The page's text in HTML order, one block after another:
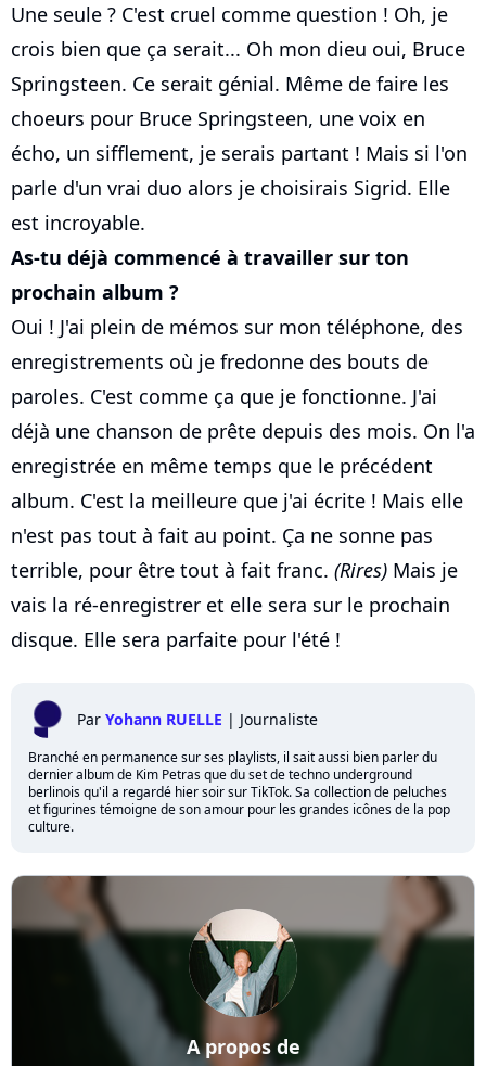
Une seule ? C'est cruel comme question ! Oh, je
crois bien que ça serait... Oh mon dieu oui, Bruce
Springsteen. Ce serait génial. Même de faire les
choeurs pour Bruce Springsteen, une voix en
écho, un sifflement, je serais partant ! Mais si l'on
parle d'un vrai duo alors je choisirais Sigrid. Elle
est incroyable.
As-tu déjà commencé à travailler sur ton
prochain album ?
Oui ! J'ai plein de mémos sur mon téléphone, des
enregistrements où je fredonne des bouts de
paroles. C'est comme ça que je fonctionne. J'ai
déjà une chanson de prête depuis des mois. On l'a
enregistrée en même temps que le précédent
album. C'est la meilleure que j'ai écrite ! Mais elle
n'est pas tout à fait au point. Ça ne sonne pas
terrible, pour être tout à fait franc. (Rires) Mais je
vais la ré-enregistrer et elle sera sur le prochain
disque. Elle sera parfaite pour l'été !
Par Yohann RUELLE | Journaliste
Branché en permanence sur ses playlists, il sait aussi bien parler du
dernier album de Kim Petras que du set de techno underground
berlinois qu'il a regardé hier soir sur TikTok. Sa collection de peluches
et figurines témoigne de son amour pour les grandes icônes de la pop
culture.
A propos de